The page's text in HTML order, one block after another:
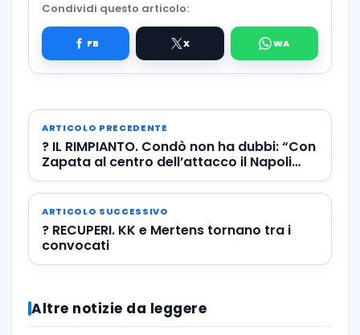
Condividi questo articolo:
ARTICOLO PRECEDENTE
? IL RIMPIANTO. Condò non ha dubbi: “Con
Zapata al centro dell’attacco il Napoli
sarebbe la squadra più forte di tutte”
ARTICOLO SUCCESSIVO
? RECUPERI. KK e Mertens tornano tra i
convocati
Altre notizie da leggere